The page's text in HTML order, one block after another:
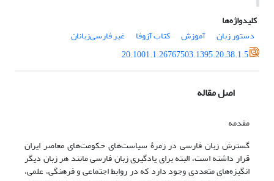
کلیدواژه‌ها
دستور زبان
آموزش کتاب آزوفا
غیر فارسی‌زبانان
20.1001.1.26767503.1395.20.38.1.5
اصل مقاله
مقدمه
گسترش زبان فارسی در زمرۀ سیاست‌های حکومت‌های معاصر ایران
قرار داشته است، البته برای یادگیری زبان فارسی مانند هر زبان دیگر
انگیزه‌های متعددی وجود دارد که در روابط اجتماعی و فرهنگی، علمی،